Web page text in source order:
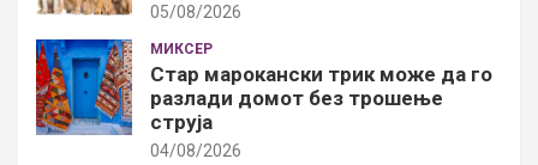
05/08/2026
МИКСЕР
Стар марокански трик може да го
разлади домот без трошење
струја
04/08/2026